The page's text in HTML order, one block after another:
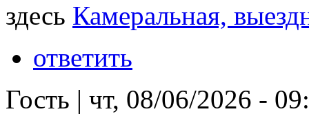
здесь Камеральная,
ответить
Гость | чт, 08/06/2026 -